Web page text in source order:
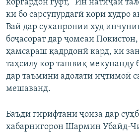
коргардон гуфт, “Ин натиҷаи
ки бо сарсупурдагӣ кори худро
Вай дар суханронии худ
боҷасорат дар ҷомеаи
ҳамсараш қадрдонӣ кард, ки
таҳсилу кор ташвиқ мекунанду
дар таъмини адолати иҷтимоӣ
мешаванд.
Баъди гирифтани ҷоиза дар
хабарнигорон Шармин Убайд-